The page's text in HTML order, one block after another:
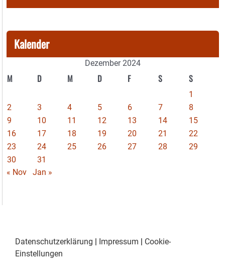
Kalender
Dezember 2024
M D M D F S S
1
2
3 4 5 6 7
8
9
10 11 12 13 14
15
16
17 18 19 20 21
22
23
24 25 26 27 28
29
30
31
« Nov
Jan »
Datenschutzerklärung | Impressum | Cookie-
Einstellungen